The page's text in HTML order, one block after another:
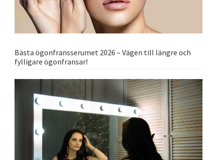
Bästa ögonfransserumet 2026 – Vägen till längre och
fylligare ögonfransar!